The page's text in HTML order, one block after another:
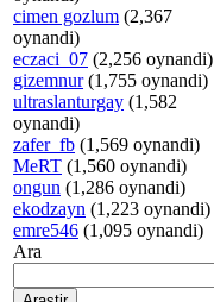
cimen gozlum (2,367
oynandi)
eczaci_07 (2,256 oynandi)
gizemnur(1,755 oynandi)
ultraslanturgay (1,582
oynandi)
zafer_fb (1,569 oynandi)
MeRT (1,560 oynandi)
ongun (1,286 oynandi)
ekodzayn (1,223 oynandi)
emre546 (1,095 oynandi)
Ara